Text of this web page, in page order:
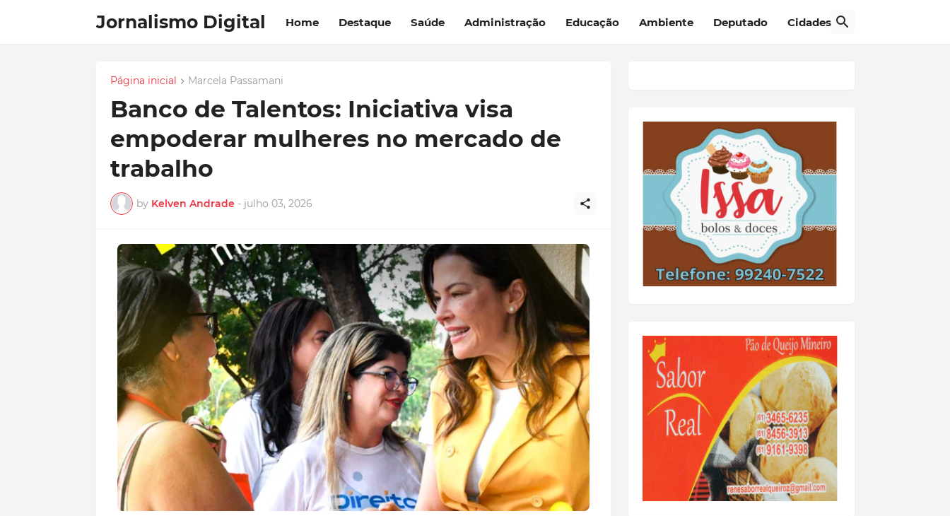
Jornalismo Digital Home Destaque Saúde Administração Educação Ambiente Deputado Cidades
Página inicial Marcela Passamani
Banco de Talentos: Iniciativa visa
empoderar mulheres no mercado de
trabalho
by Kelven Andrade - julho 03, 2026